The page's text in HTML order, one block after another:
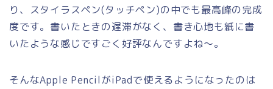
り、スタイラスペン(タッチペン)の中でも最高峰の完成
度です。書いたときの遅滞がなく、書き心地も紙に書
いたような感じですごく好評なんですよね～。
そんなApple PencilがiPadで使えるようになったのは